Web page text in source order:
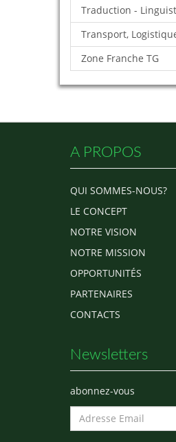
Traduction -
Transport,
Zone Franche TG
A PROPOS
QUI SOMMES-NOUS?
LE CONCEPT
NOTRE VISION
NOTRE MISSION
OPPORTUNITÉS
PARTENAIRES
CONTACTS
Newsletters
abonnez-vous